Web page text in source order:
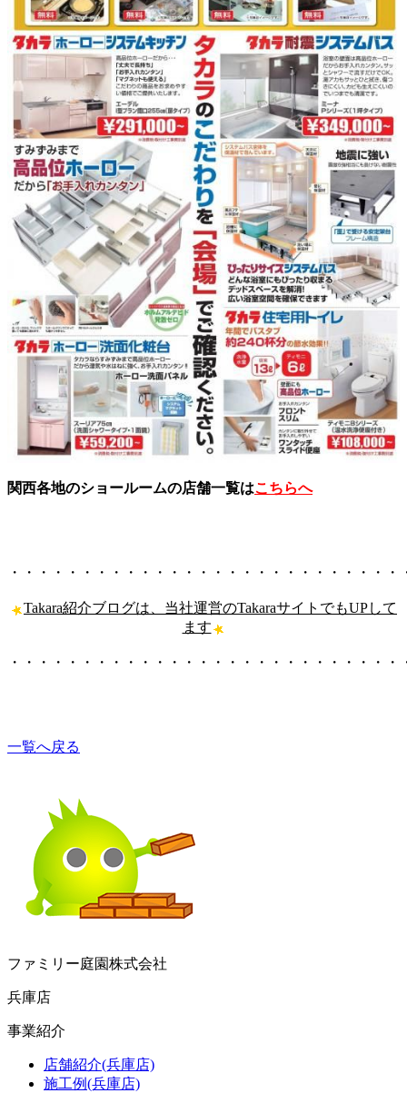
関西各地のショールームの店舗一覧はこちらへ
・・・・・・・・・・・・・・・・・・・・・・・・・・
Takara紹介ブログは、当社運営のTakaraサイトでもUPして
ます
・・・・・・・・・・・・・・・・・・・・・・・・・・
一覧へ戻る
ファミリー庭園株式会社
兵庫店
事業紹介
店舗紹介(兵庫店)
施工例(兵庫店)